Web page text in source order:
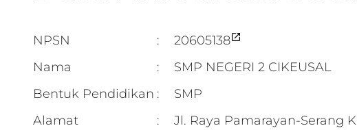
NPSN :
20605138
Nama
:
SMP NEGERI 2 CIKEUSAL
Bentuk Pendidikan :
SMP
Alamat
:
Jl. Raya Pamarayan-Serang